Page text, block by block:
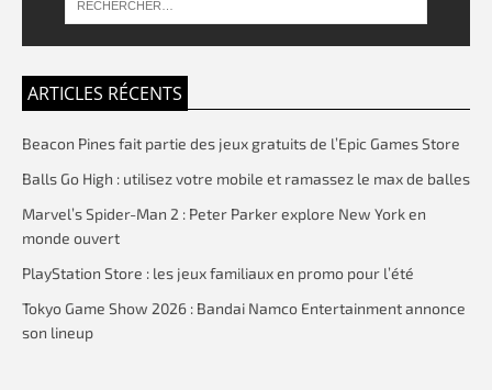
ARTICLES RÉCENTS
Beacon Pines fait partie des jeux gratuits de l’Epic Games Store
Balls Go High : utilisez votre mobile et ramassez le max de balles
Marvel’s Spider-Man 2 : Peter Parker explore New York en
monde ouvert
PlayStation Store : les jeux familiaux en promo pour l’été
Tokyo Game Show 2026 : Bandai Namco Entertainment annonce
son lineup